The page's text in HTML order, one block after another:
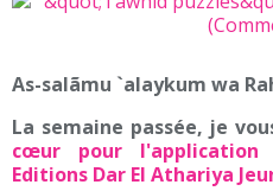
As-salãmu `alaykum wa
La semaine passée, je
cœur pour l'application
Editions Dar El Athariya